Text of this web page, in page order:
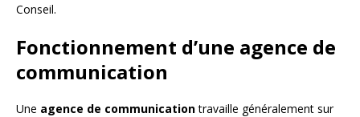
Conseil.
Fonctionnement d’une agence de
communication
Une agence de communicationtravaille généralement sur